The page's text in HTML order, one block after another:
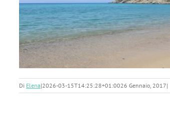
Di Elena|2026-03-15T14:25:28+01:0026 Gennaio, 2017|